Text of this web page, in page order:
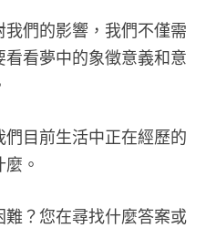
們的影響，我們不僅需
看夢中的象徵意義和意
目前生活中正在經歷的
。
？您在尋找什麼答案或